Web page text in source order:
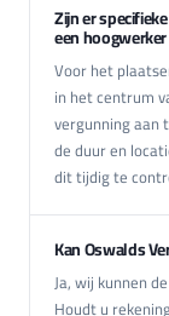
Zijn er
een
Voor het
in het centrum
vergunning aan
de duur en
dit tijdig te
Kan Oswalds
Ja, wij kunnen
Houdt u